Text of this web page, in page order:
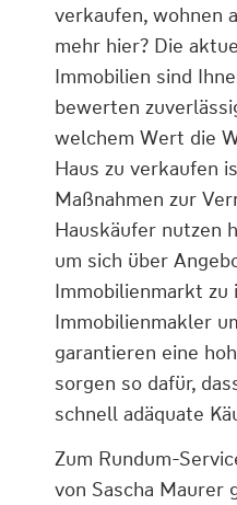
verkaufen, wohnen
mehr hier? Die
Immobilien sind
bewerten
welchem Wert die
Haus zu verkaufen
Maßnahmen zur
Hauskäufer nutzen
um sich über
Immobilienmarkt zu
Immobilienmakler
garantieren eine
sorgen so dafür,
schnell adäquate
Zum Rundum-
von Sascha Maurer